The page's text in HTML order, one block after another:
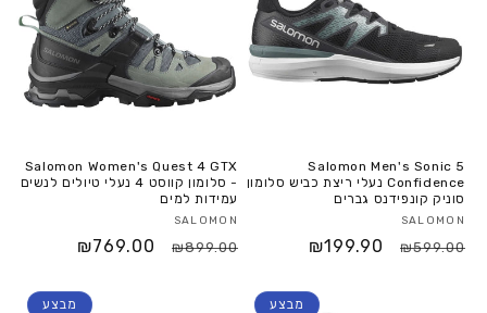
Salomon Men's Sonic 5
Confidence נעלי ריצת כביש סלומון
סוניק קונפידנס גברים
SALOMON
₪599.00
₪199.90
Salomon Women's Quest 4 GTX
- סלומון קווסט 4 נעלי טיולים לנשים
עמידות למים
SALOMON
₪899.00
₪769.00
מבצע מבצע